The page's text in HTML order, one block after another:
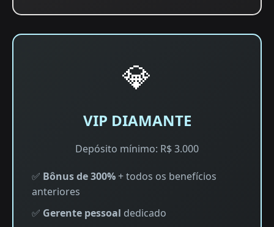
💎
VIP DIAMANTE
Depósito mínimo: R$ 3.000
✅ Bônus de 300%+ todos os benefícios
anteriores
✅ Gerente pessoal dedicado